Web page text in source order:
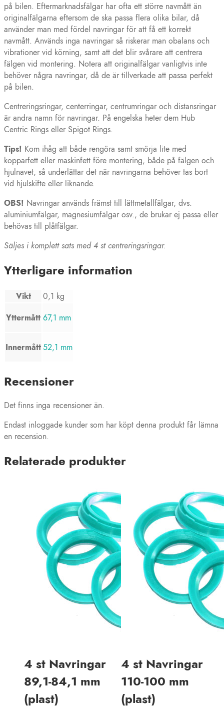
på bilen. Eftermarknadsfälgar har ofta ett större navmått än
originalfälgarna eftersom de ska passa flera olika bilar, då
använder man med fördel navringar för att få ett korrekt
navmått. Används inga navringar så riskerar man obalans och
vibrationer vid körning, samt att det blir svårare att centrera
fälgen vid montering. Notera att originalfälgar vanligtvis inte
behöver några navringar, då de är tillverkade att passa perfekt
på bilen.
Centreringsringar, centerringar, centrumringar och distansringar
är andra namn för navringar. På engelska heter dem Hub
Centric Rings eller Spigot Rings.
Tips! Kom ihåg att både rengöra samt smörja lite med
kopparfett eller maskinfett före montering, både på fälgen och
hjulnavet, så underlättar det när navringarna behöver tas bort
vid hjulskifte eller liknande.
OBS! Navringar används främst till lättmetallfälgar, dvs.
aluminiumfälgar, magnesiumfälgar osv., de brukar ej passa eller
behövas till plåtfälgar.
Säljes i komplett sats med 4 st centreringsringar.
Ytterligare information
Vikt
0,1 kg
Yttermått 67,1 mm
Innermått52,1 mm
Recensioner
Det finns inga recensioner än.
Endast inloggade kunder som har köpt denna produkt får lämna
en recension.
Relaterade produkter
4 st Navringar
89,1-84,1 mm
(plast)
4 st Navringar
110-100 mm
(plast)